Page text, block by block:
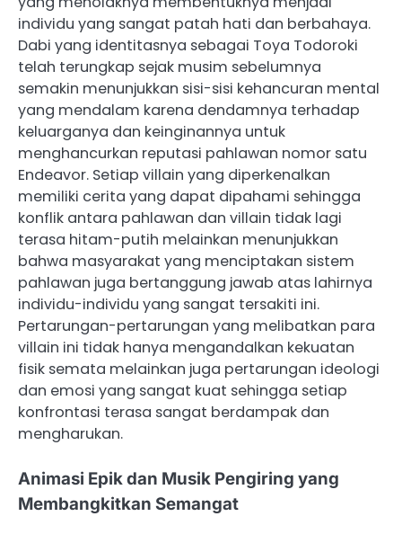
individu yang sangat patah hati dan berbahaya.
Dabi yang identitasnya sebagai Toya Todoroki
telah terungkap sejak musim sebelumnya
semakin menunjukkan sisi-sisi kehancuran mental
yang mendalam karena dendamnya terhadap
keluarganya dan keinginannya untuk
menghancurkan reputasi pahlawan nomor satu
Endeavor. Setiap villain yang diperkenalkan
memiliki cerita yang dapat dipahami sehingga
konflik antara pahlawan dan villain tidak lagi
terasa hitam-putih melainkan menunjukkan
bahwa masyarakat yang menciptakan sistem
pahlawan juga bertanggung jawab atas lahirnya
individu-individu yang sangat tersakiti ini.
Pertarungan-pertarungan yang melibatkan para
villain ini tidak hanya mengandalkan kekuatan
fisik semata melainkan juga pertarungan ideologi
dan emosi yang sangat kuat sehingga setiap
konfrontasi terasa sangat berdampak dan
mengharukan.
Animasi Epik dan Musik Pengiring yang
Membangkitkan Semangat